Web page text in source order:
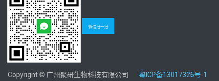
微信扫一扫
Copyright © 广州聚研生物科技有限公司 粤ICP备13017326号-1